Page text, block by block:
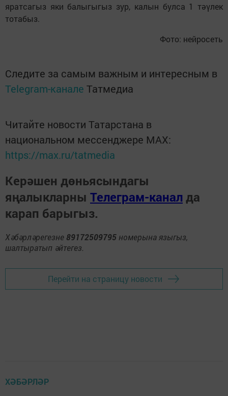
яратсагыз яки балыгыгыз зур, калын булса 1 тәүлек
тотабыз.
Фото: нейросеть
Следите за самым важным и интересным в
Telegram-канале Татмедиа
Читайте новости Татарстана в
национальном мессенджере MАХ:
https://max.ru/tatmedia
Керәшен дөньясындагы
яңалыкларны Телеграм-канал да
карап барыгыз.
Хәбәрләрегезне 89172509795 номерына языгыз,
шалтыратып әйтегез.
Перейти на страницу новости
ХӘБӘРЛӘР